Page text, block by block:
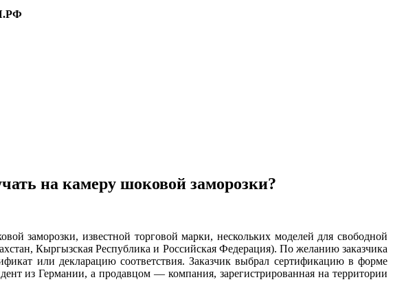
на камеру шоковой заморозки?
известной торговой марки, нескольких моделей для свободной
Кыргызская Республика и Российская Федерация). По желанию заказчика
или декларацию соответствия. Заказчик выбрал сертификацию в форме
из Германии, а продавцом — компания, зарегистрированная на территории